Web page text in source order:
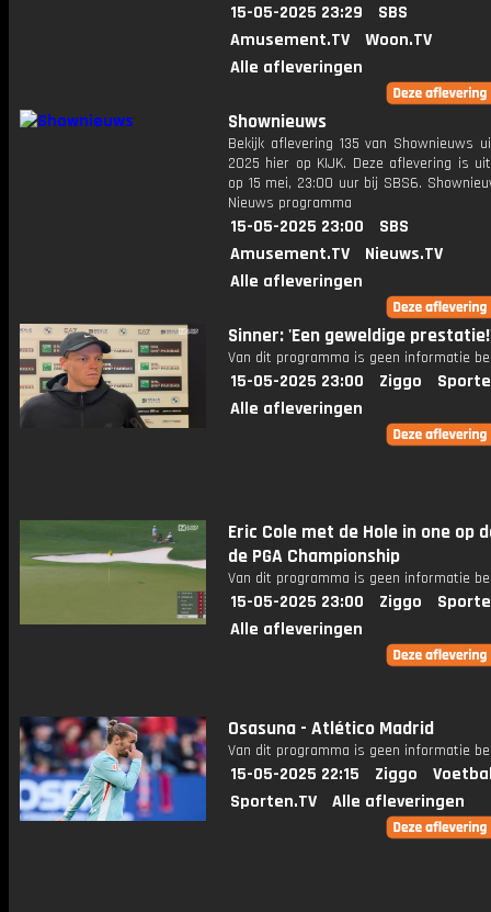
15-05-2025 23:29
SBS
Amusement.TV
Woon.TV
Alle afleveringen
Shownieuws
Bekijk aflevering 135 van Shownieuws
2025 hier op KIJK. Deze aflevering is
op 15 mei, 23:00 uur bij SBS6.
Nieuws programma
15-05-2025 23:00
SBS
Amusement.TV
Nieuws.TV
Alle afleveringen
Sinner: 'Een geweldige
Van dit programma is geen informatie
15-05-2025 23:00 Ziggo
Alle afleveringen
Eric Cole met de Hole in one op
de PGA Championship
Van dit programma is geen informatie
15-05-2025 23:00 Ziggo
Alle afleveringen
Osasuna - Atlético Madrid
Van dit programma is geen informatie
15-05-2025 22:15 Ziggo
Sporten.TV
Alle afleveringen